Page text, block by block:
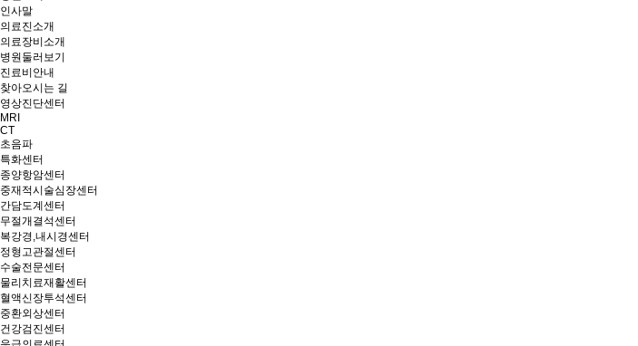
인사말
의료진소개
의료장비소개
병원둘러보기
진료비안내
찾아오시는 길
영상진단센터
MRI
CT
초음파
특화센터
종양항암센터
중재적시술심장센터
간담도계센터
무절개결석센터
복강경,내시경센터
정형고관절센터
수술전문센터
물리치료재활센터
혈액신장투석센터
중환외상센터
건강검진센터